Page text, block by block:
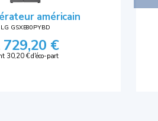
américain
LG GSXE80PYBD
729,20 €
30,20 € d'éco-part